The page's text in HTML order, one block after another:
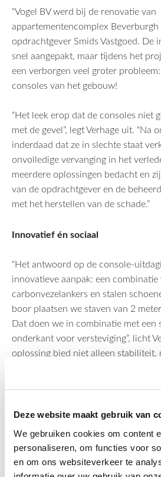
Deze website maakt gebruik van
We gebruiken cookies om content
personaliseren, om functies voor
en om ons websiteverkeer te
“Vogel BV werd bij de renovatie van
appartementencomplex
opdrachtgever Smids Vastgoed. De
snel aangepakt, maar tijdens het
een verborgen veel groter
consoles van het gebouw!
“Het leek erop dat de consoles niet
met de gevel”, legt Verhage uit. “Na
inderdaad dat ze in slechte staat
onvolledige vervanging in het
meerdere oplossingen bedacht en
van de opdrachtgever en de
met het herstellen van de schade.”
Innovatief én sociaal
“Het antwoord op de console-
innovatieve aanpak: een combinatie
carbonvezelankers en stalen
boor plaatsen we staven van 2
Dat doen we in combinatie met een
onderkant voor versteviging”, licht
oplossing bied niet alleen stabiliteit,